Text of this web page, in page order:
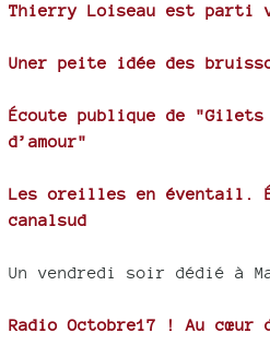
Thierry Loiseau est parti
Uner peite idée des
Écoute publique de
d’amour"
Les oreilles en éventail.
canalsud
Un vendredi soir dédié à
Radio Octobre17 ! Au cœur